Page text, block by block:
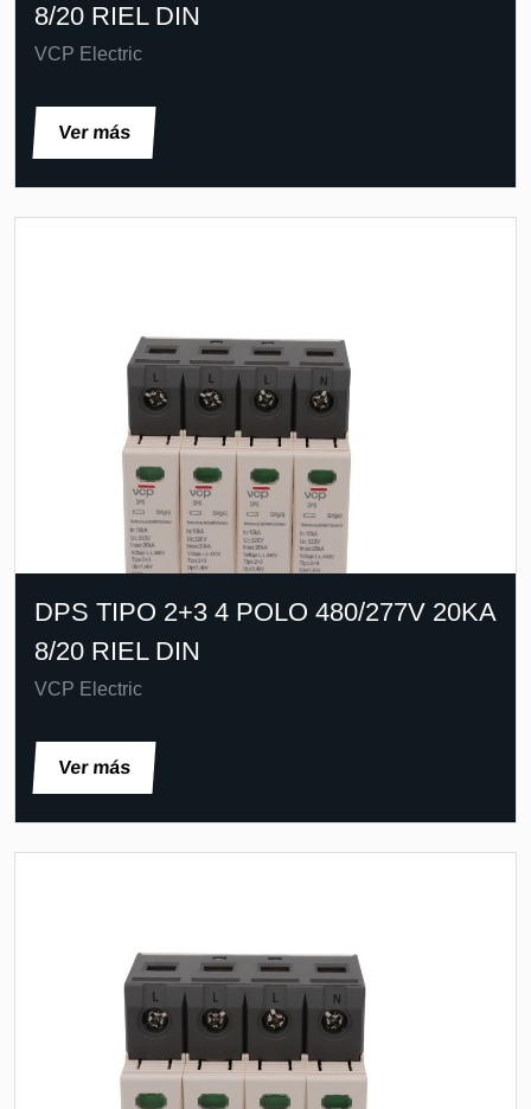
8/20 RIEL DIN
VCP Electric
Ver más
DPS TIPO 2+3 4 POLO 480/277V 20KA
8/20 RIEL DIN
VCP Electric
Ver más